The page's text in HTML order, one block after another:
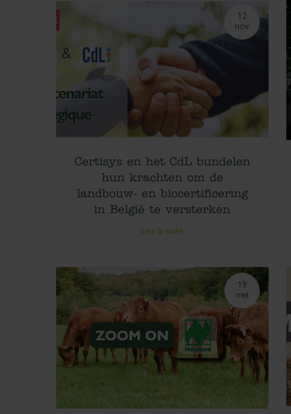
12
nov
Certisys en het CdL bundelen
hun krachten om de
landbouw- en biocertificering
in België te versterken
Lire la suite
19
mei